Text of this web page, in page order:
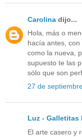
Carolina dijo...
Hola, más o
hacía antes,
como la nueva,
supuesto te las
sólo que son
27 de
Luz - Galletitas
El arte casero y